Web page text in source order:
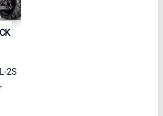
2S